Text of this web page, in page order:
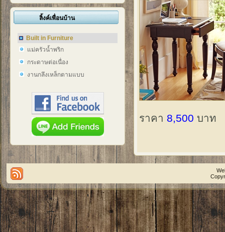
ลิ้งค์เพื่อนบ้าน
Built in Furniture
แม่ครัวน้ำพริก
กระดาษต่อเนื่อง
งานกลึงเหล็กตามแบบ
ราคา 8,500 บาท